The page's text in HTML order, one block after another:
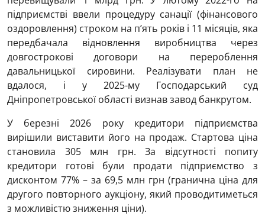
підприємстві ввели процедуру санації (фінансового
оздоровлення) строком на п’ять років і 11 місяців, яка
передбачала відновлення виробництва через
довгострокові договори на перероблення
давальницької сировини. Реалізувати план не
вдалося, і у 2025-му Господарський суд
Дніпропетровської області визнав завод банкрутом.
У березні 2026 року кредитори підприємства
вирішили виставити його на продаж. Стартова ціна
становила 305 млн грн. За відсутності попиту
кредитори готові були продати підприємство з
дисконтом 77% – за 69,5 млн грн (гранична ціна для
другого повторного аукціону, який проводитиметься
з можливістю зниження ціни).